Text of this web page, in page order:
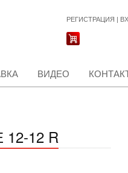
РЕГИСТРАЦИЯ |
ВИДЕО
12 R